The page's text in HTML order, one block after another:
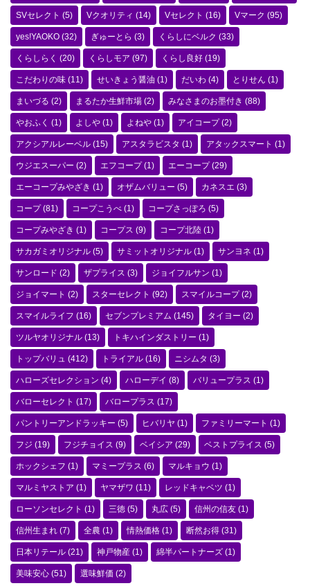
SVセレクト (5) Vクオリティ (14) Vセレクト (16) Vマーク (95)
yes!YAOKO (32) ぎゅーとら (3) くらしにベルク (33)
くらしらく (20) くらしモア (97) くらし良好 (19)
こだわりの味 (11) せいきょう醤油 (1) だいわ (4) とりせん (1)
まいづる (2) まるたか生鮮市場 (2) みなさまのお墨付き (88)
やおふく (1) よしや (1) よねや (1) アイコープ(2)
アクシアルレーベル (15) アスタラビスタ (1) アタックスマート (1)
ウジエスーパー (2) エフコープ(1) エーコープ(29)
エーコープみやざき (1) オザムバリュー (5) カネスエ (3)
コープ(81) コープこうべ (1) コープさっぽろ (5)
コープみやざき (1) コープス (9) コープ北陸 (1)
サカガミオリジナル (5) サミットオリジナル (1) サンヨネ (1)
サンロード (2) ザプライス (3) ジョイフルサン (1)
ジョイマート (2) スターセレクト (92) スマイルコープ(2)
スマイルライフ (16) セブンプレミアム (145) タイヨー (2)
ツルヤオリジナル (13) トキハインダストリー (1)
トップバリュ (412) トライアル (16) ニシムタ (3)
ハローズセレクション (4) ハローデイ (8) バリュープラス (1)
バローセレクト (17) バロープラス (17)
パントリーアンドラッキー (5) ヒバリヤ (1) ファミリーマート (1)
フジ (19) フジチョイス (9) ベイシア (29) ベストプライス (5)
ホックシェフ (1) マミープラス (6) マルキョウ (1)
マルミヤストア (1) ヤマザワ (11) レッドキャベツ (1)
ローソンセレクト (1) 三徳 (5) 丸広 (5) 信州の信友 (1)
信州生まれ (7) 全農 (1) 情熱価格 (1) 断然お得 (31)
日本リテール (21) 神戸物産 (1) 綿半パートナーズ (1)
美味安心 (51) 選味鮮価 (2)